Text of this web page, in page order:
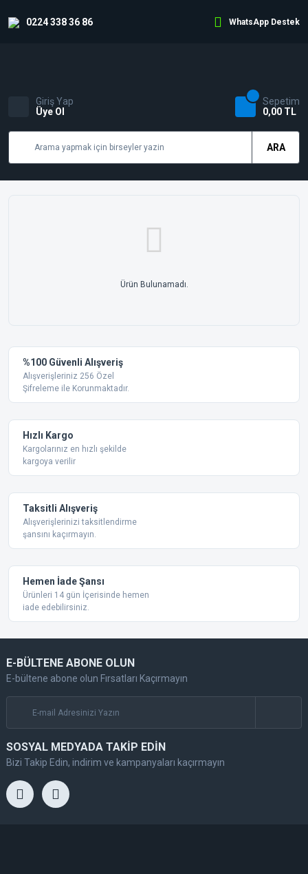
0224 338 36 86 WhatsApp Destek
ARA
Giriş Yap
Üye Ol
Sepetim
0,00 TL
Ürün Bulunamadı.
%100 Güvenli Alışveriş
Alışverişleriniz 256 Özel
Şifreleme ile Korunmaktadır.
Hızlı Kargo
Kargolarınız en hızlı şekilde
kargoya verilir
Taksitli Alışveriş
Alışverişlerinizi taksitlendirme
şansını kaçırmayın.
Hemen İade Şansı
Ürünleri 14 gün İçerisinde hemen
iade edebilirsiniz.
E-BÜLTENE ABONE OLUN
E-bültene abone olun Fırsatları Kaçırmayın
SOSYAL MEDYADA TAKİP EDİN
Bizi Takip Edin, indirim ve kampanyaları kaçırmayın